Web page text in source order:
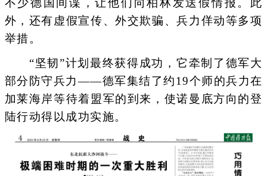
不少德国间谍，让他们向柏林发送假情报。此
外，还有虚假宣传、外交欺骗、兵力佯动等多项
举措。
“坚韧”计划最终获得成功，它牵制了德军大
部分防守兵力——德军集结了约19个师的兵力在
加莱海岸等待着盟军的到来，使诺曼底方向的登
陆行动得以成功实施。